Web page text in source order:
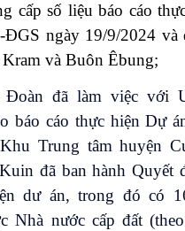
cấp số liệu báo cáo
ĐGS ngày 19/9/2024 và
và Buôn Êbung;
Đoàn đã làm việc với
báo cáo thực hiện Dự
Trung tâm huyện
đã ban hành Quyết
dư án, trong đó có
Nhà nước cấp đất (theo